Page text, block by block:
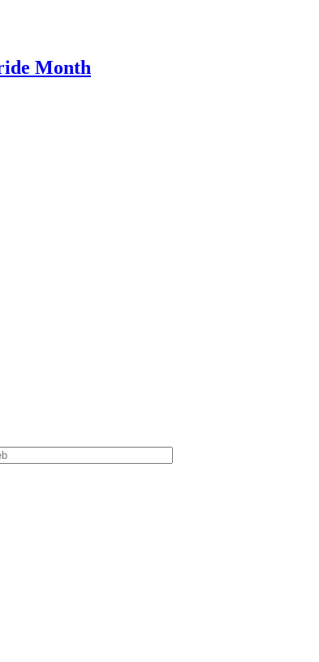
Month